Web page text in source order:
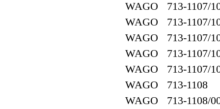
WAGO 713-1107/
WAGO 713-1107/
WAGO 713-1107/
WAGO 713-1107/
WAGO 713-1107/
WAGO 713-1108
WAGO 713-1108/